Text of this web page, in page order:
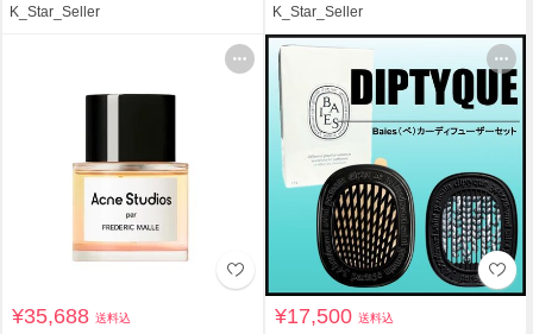
K_Star_Seller K_Star_Seller
¥35,688送料込 ¥17,500送料込